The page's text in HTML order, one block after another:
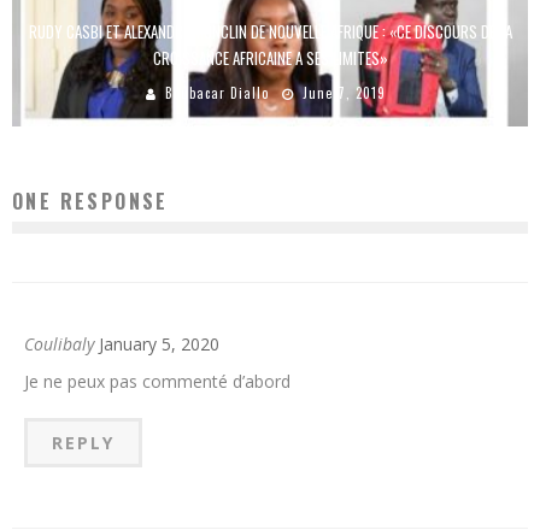
RUDY CASBI ET ALEXANDRE MONCLIN DE NOUVELLE AFRIQUE : «CE DISCOURS DE LA
CROISSANCE AFRICAINE A SES LIMITES»
Boubacar Diallo June 7, 2019
ONE RESPONSE
Coulibaly January 5, 2020
Je ne peux pas commenté d’abord
REPLY